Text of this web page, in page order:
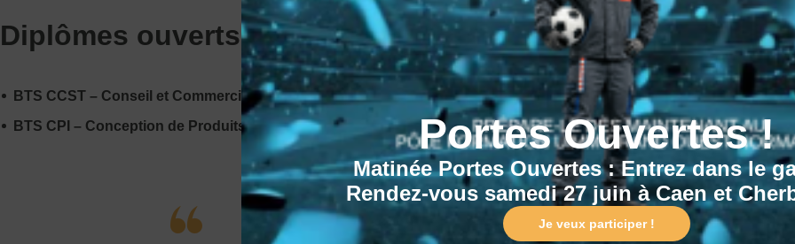
Portes Ouvertes !
Matinée Portes Ouvertes : Entrez dans le
Rendez-vous samedi 27 juin à Caen et
Je veux participer !
Diplômes ouverts sur le campus d’Alençon
BTS CCST – Conseil et Commercialisation de Solutions Techniques
BTS CPI – Conception de Produits Industriels
Besoin d’informations ou d’un